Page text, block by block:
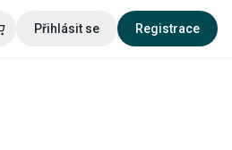
Přihlásit se Registrace